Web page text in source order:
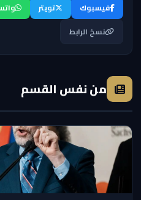
فيسبوك تويتر
نسخ الرابط
من نفس القسم